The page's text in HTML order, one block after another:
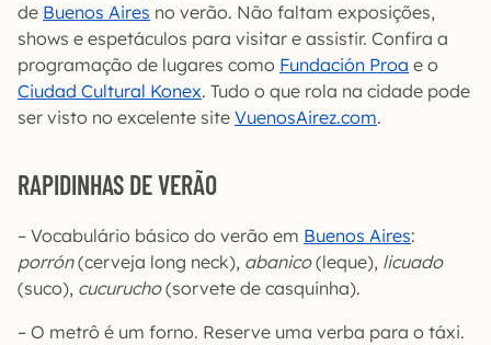
de Buenos Aires no verão. Não faltam exposições,
shows e espetáculos para visitar e assistir. Confira a
programação de lugares como Fundación Proa e o
Ciudad Cultural Konex. Tudo o que rola na cidade pode
ser visto no excelente site VuenosAirez.com.
RAPIDINHAS DE VERÃO
– Vocabulário básico do verão em Buenos Aires:
porrón(cerveja long neck), abanico(leque), licuado
(suco), cucurucho(sorvete de casquinha).
– O metrô é um forno. Reserve uma verba para o táxi.